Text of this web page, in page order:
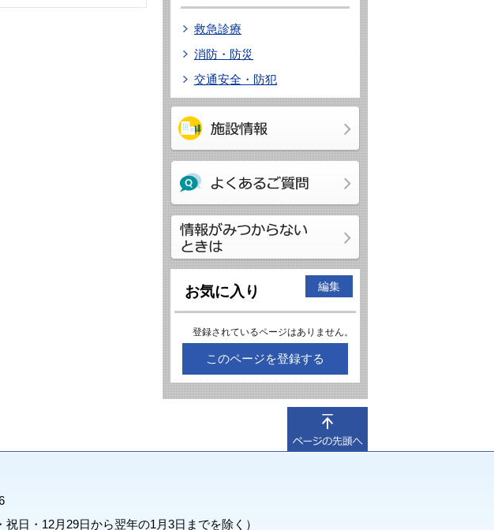
救急診療
消防・防災
交通安全・防犯
お気に入り 編集
登録されているページはありません。
このページを登録する
日・12月29日から翌年の1月3日までを除く）